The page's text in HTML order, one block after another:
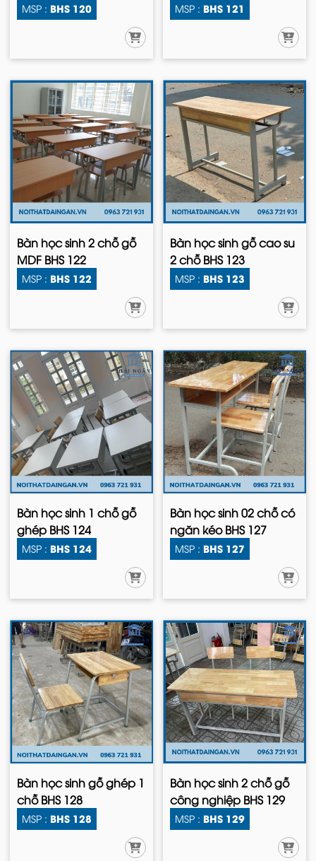
MSP : BHS 120 MSP : BHS 121
Bàn học sinh 2 chỗ gỗ
MDF BHS 122
MSP : BHS 122
Bàn học sinh gỗ cao su
2 chỗ BHS 123
MSP : BHS 123
Bàn học sinh 1 chỗ gỗ
ghép BHS 124
MSP : BHS 124
Bàn học sinh 02 chỗ có
ngăn kéo BHS 127
MSP : BHS 127
Bàn học sinh gỗ ghép 1
chỗ BHS 128
MSP : BHS 128
Bàn học sinh 2 chỗ gỗ
công nghiệp BHS 129
MSP : BHS 129